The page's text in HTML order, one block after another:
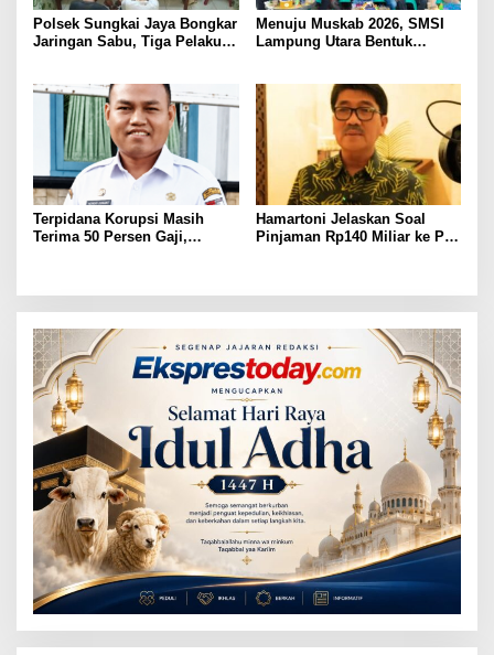
Polsek Sungkai Jaya Bongkar
Jaringan Sabu, Tiga Pelaku
Menuju Muskab 2026, SMSI
Lampung Utara Bentuk
Terpidana Korupsi Masih
Terima 50 Persen Gaji,
Hamartoni Jelaskan Soal
Pinjaman Rp140 Miliar ke PT